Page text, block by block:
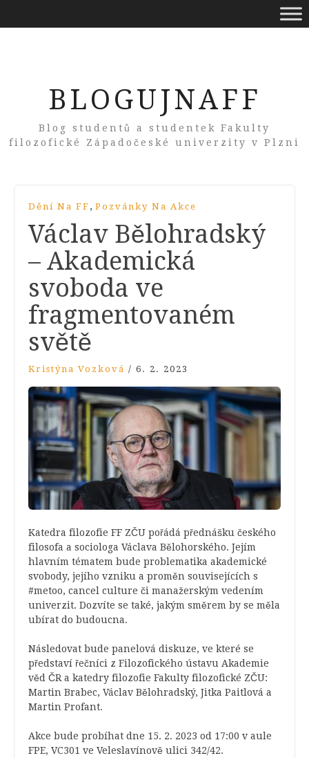
BLOGUJNAFF
Blog studentů a studentek Fakulty
filozofické Západočeské univerzity v Plzni
Dění Na FF , Pozvánky Na Akce
Václav Bělohradský
– Akademická
svoboda ve
fragmentovaném
světě
Kristýna Vozková / 6. 2. 2023
Katedra filozofie FF ZČU pořádá přednášku českého
filosofa a sociologa Václava Bělohorského. Jejím
hlavním tématem bude problematika akademické
svobody, jejího vzniku a proměn souvisejících s
#metoo, cancel culture či manažerským vedením
univerzit. Dozvíte se také, jakým směrem by se měla
ubírat do budoucna.
Následovat bude panelová diskuze, ve které se
představí řečníci z Filozofického ústavu Akademie
věd ČR a katedry filozofie Fakulty filozofické ZČU:
Martin Brabec, Václav Bělohradský, Jitka Paitlová a
Martin Profant.
Akce bude probíhat dne 15. 2. 2023 od 17:00 v aule
FPE, VC301 ve Veleslavínově ulici 342/42.